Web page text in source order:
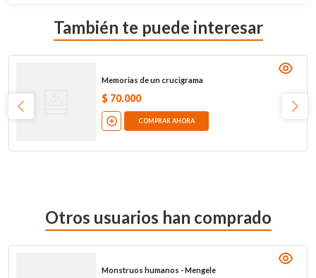
También te puede interesar
Memorias de un crucigrama
$ 70.000
COMPRAR AHORA
Otros usuarios han comprado
Monstruos humanos - Mengele